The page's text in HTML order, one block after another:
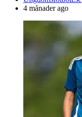
by
4 månader ago